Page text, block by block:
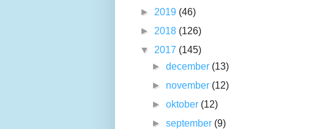
► 2019 (46)
► 2018 (126)
▼ 2017 (145)
►december (13)
► november (12)
►oktober (12)
►september (9)